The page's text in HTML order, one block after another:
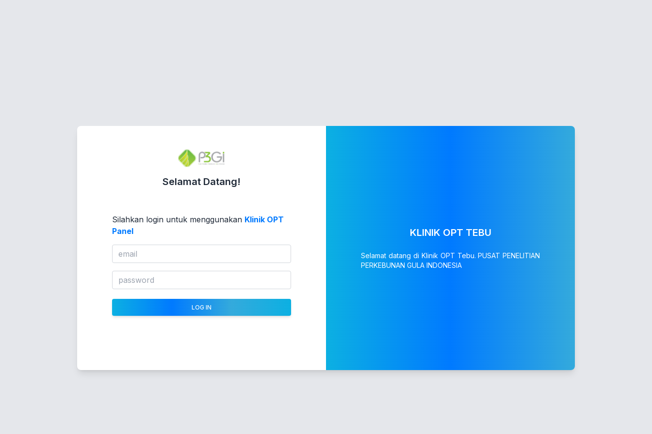
Selamat Datang!
Silahkan login untuk menggunakan Klinik OPT
Panel
LOG IN
KLINIK OPT TEBU
Selamat datang di Klinik OPT Tebu. PUSAT PENELITIAN
PERKEBUNAN GULA INDONESIA